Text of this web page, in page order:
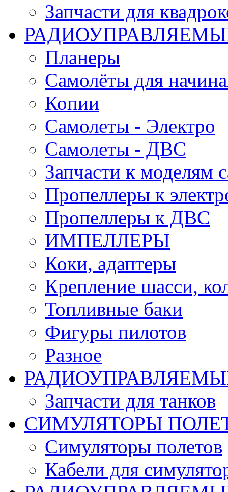
Запчасти для
Планеры
Самолёты для
Копии
Самолеты - Электро
Самолеты - ДВС
Запчасти к моделям
Пропеллеры к
Пропеллеры к ДВС
ИМПЕЛЛЕРЫ
Коки, адаптеры
Крепление шасси,
Топливные баки
Фигуры пилотов
Разное
Запчасти для танков
СИМУЛЯТОРЫ
Симуляторы полетов
Кабели для